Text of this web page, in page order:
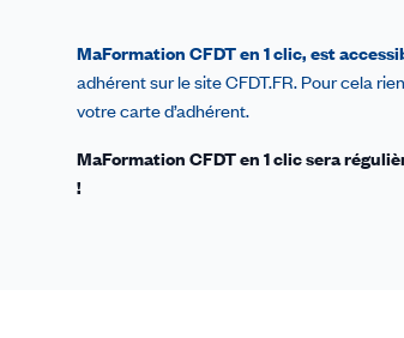
MaFormation CFDT en 1 clic, est
adhérent sur le site CFDT.FR. Pour cela
votre carte d’adhérent.
MaFormation CFDT en 1 clic sera
!